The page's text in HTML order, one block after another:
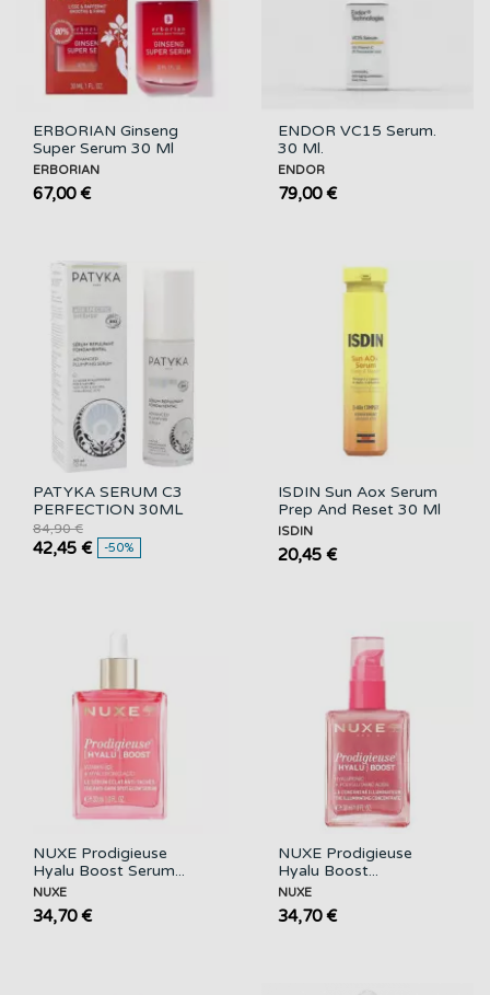
ERBORIAN Ginseng
Super Serum 30 Ml
ERBORIAN
67,00 €
ENDOR VC15 Serum.
30 Ml.
ENDOR
79,00 €
PATYKA SERUM C3
PERFECTION 30ML
42,45 €
84,90 €
-50%
ISDIN Sun Aox Serum
Prep And Reset 30 Ml
ISDIN
20,45 €
NUXE Prodigieuse
Hyalu Boost Serum...
NUXE
34,70 €
NUXE Prodigieuse
Hyalu Boost...
NUXE
34,70 €